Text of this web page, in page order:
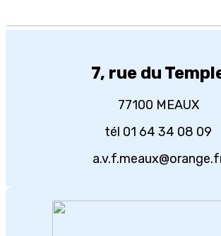
7, rue du
77100 MEAUX
tél 01 64 34 08 09